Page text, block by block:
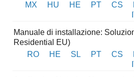
MX
HU HE PT CS
Manuale di installazione:
Residential EU)
RO
HE SL PT CS